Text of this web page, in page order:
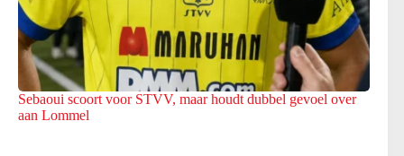
Sebaoui scoort voor STVV, maar houdt dubbel gevoel over
aan Lommel